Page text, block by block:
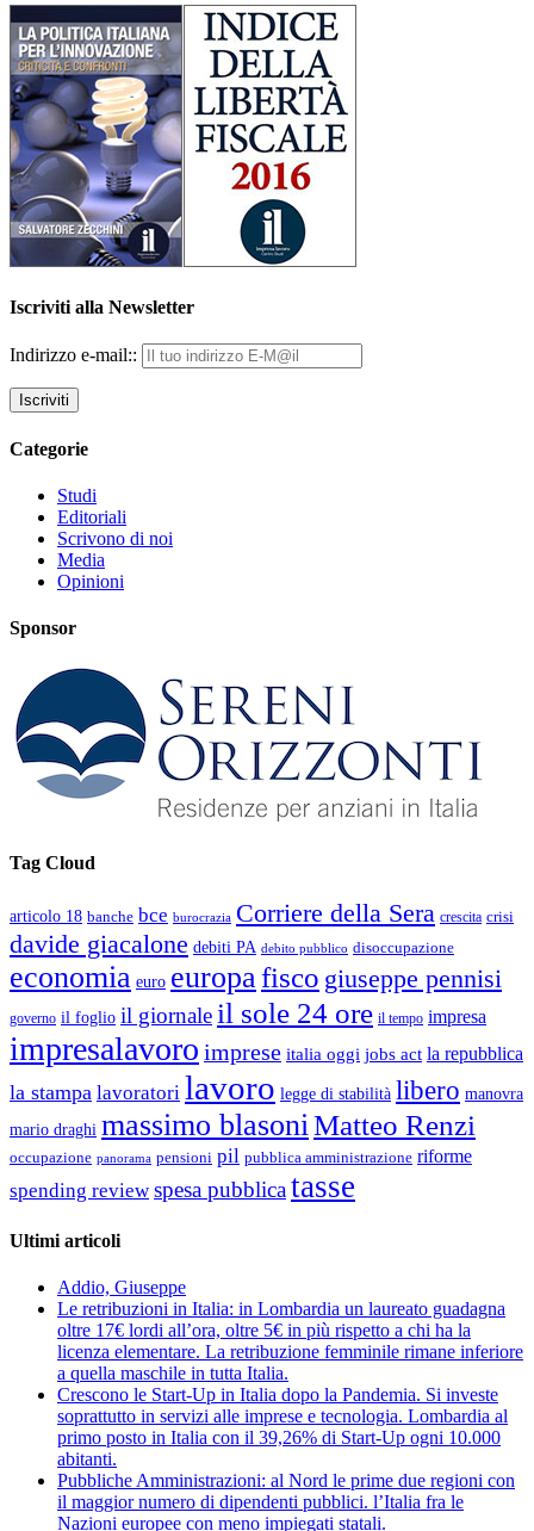
Iscriviti alla Newsletter
Indirizzo e-mail::
Categorie
Studi
Editoriali
Scrivono di noi
Media
Opinioni
Sponsor
Tag Cloud
articolo 18 banche bce burocrazia Corriere della Sera crescita crisi
davide giacalone debiti PA debito pubblico disoccupazione
economia euro europafisco giuseppe pennisi
governo il foglio il giornale il sole 24 ore il tempo impresa
impresalavoro imprese italia oggi jobs act la repubblica
la stampa lavoratori lavoro legge di stabilità libero manovra
mario draghi massimo blasoniMatteo Renzi
occupazione panorama pensioni pil pubblica amministrazione riforme
spending review spesa pubblicatasse
Ultimi articoli
Addio, Giuseppe
Le retribuzioni in Italia: in Lombardia un laureato guadagna
oltre 17€ lordi all’ora, oltre 5€ in più rispetto a chi ha la
licenza elementare. La retribuzione femminile rimane inferiore
a quella maschile in tutta Italia.
Crescono le Start-Up in Italia dopo la Pandemia. Si investe
soprattutto in servizi alle imprese e tecnologia. Lombardia al
primo posto in Italia con il 39,26% di Start-Up ogni 10.000
abitanti.
Pubbliche Amministrazioni: al Nord le prime due regioni con
il maggior numero di dipendenti pubblici. l’Italia fra le
Nazioni europee con meno impiegati statali.